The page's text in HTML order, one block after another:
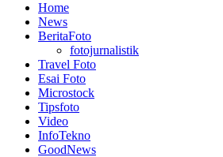
Berita
Fotografi
Terpercaya
Home
News
BeritaFoto
fotojurnalistik
Travel Foto
Esai Foto
Microstock
Tipsfoto
Video
InfoTekno
GoodNews